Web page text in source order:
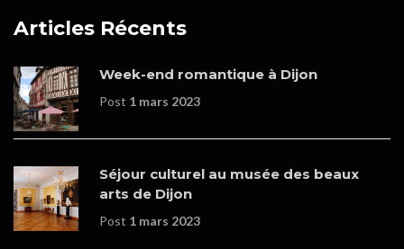
Articles Récents
Week-end romantique à Dijon
Post 1 mars 2023
Séjour culturel au musée des beaux
arts de Dijon
Post 1 mars 2023